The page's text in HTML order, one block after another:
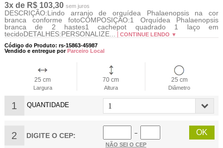
3x de R$ 103,30 sem juros
DESCRIÇÃO:Lindo arranjo de orquídea Phalaenopsis na cor
branca conforme fotoCOMPOSIÇÃO:1 Orquídea Phalaenopsis
branca de 2 hastes1 cachepot quadrado 1 laço em
tecidoDETALHES:PERSONALIZE...
CONTINUE LENDO ▼
Código do Produto: rs-15863-45987
Vendido e entregue porParceiro Local
25 cm
Largura
70 cm
Altura
25 cm
Diâmetro
1 QUANTIDADE
2 DIGITE O CEP:
−
NÃO SEI O CEP